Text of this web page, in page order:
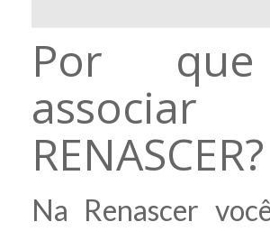
Por
RENASCER?
Na Renascer